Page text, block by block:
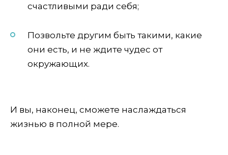
счастливыми ради себя;
Позвольте другим быть такими, какие
они есть, и не ждите чудес от
окружающих.
И вы, наконец, сможете наслаждаться
жизнью в полной мере.